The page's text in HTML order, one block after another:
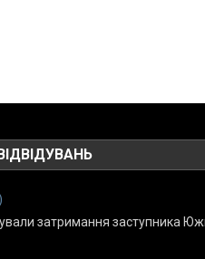
затримання заступника